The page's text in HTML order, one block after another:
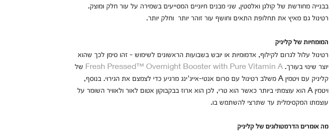
בבנייה מחודשת של קולגן ואלסטין, שני מבנים חיוניים המסייעים בשמירה על עור חלק ומוצק.
רטינול גם מאיץ את תחלופת התאים וחושף עור זוהר יותר וחלק יותר.
המומחיות של קליניק
רטינול עלול לגרום לקילוף, אדמומיות או יובש בשבועות הראשונים לשימוש - זהו סימן לכך שהוא
יוצר שינוי בעורך. Fresh Pressed™ Overnight Booster with Pure Vitamin A של
קליניק עם ויטמין A משלב רטינול עם סרום אנטי-אייג'ינג מרגיע כדי לצמצם את הגירוי. בנוסף,
ויטמין A הוא עוצמתי ביותר כאשר הוא טרי, לכן הוא ארוז בבקבוקון אטום לאור ולאוויר השומר על
עוצמתו המקסימלית עד שתרצי להשתמש בו.
מה אומרים הדרמטולוגים של קליניק